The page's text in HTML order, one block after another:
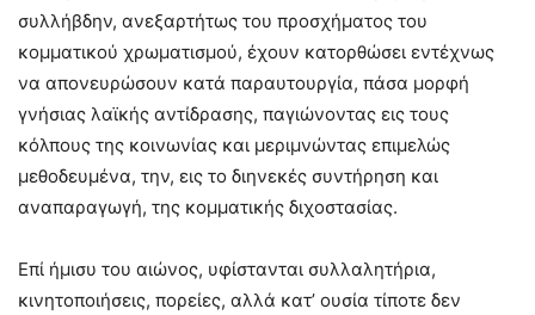
συλλήβδην, ανεξαρτήτως του προσχήματος του
κομματικού χρωματισμού, έχουν κατορθώσει εντέχνως
να απονευρώσουν κατά παραυτουργία, πάσα μορφή
γνήσιας λαϊκής αντίδρασης, παγιώνοντας εις τους
κόλπους της κοινωνίας και μεριμνώντας επιμελώς
μεθοδευμένα, την, εις το διηνεκές συντήρηση και
αναπαραγωγή, της κομματικής διχοστασίας.
Επί ήμισυ του αιώνος, υφίστανται συλλαλητήρια,
κινητοποιήσεις, πορείες, αλλά κατ’ ουσία τίποτε δεν